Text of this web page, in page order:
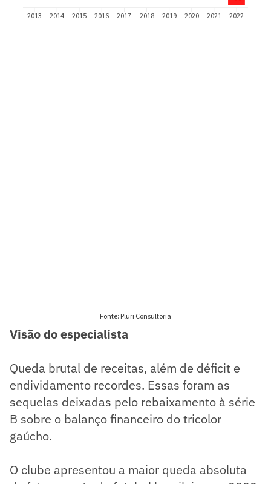
Visão do especialista
Queda brutal de receitas, além de déficit e
endividamento recordes. Essas foram as
sequelas deixadas pelo rebaixamento à série
B sobre o balanço financeiro do tricolor
gaúcho.
O clube apresentou a maior queda absoluta